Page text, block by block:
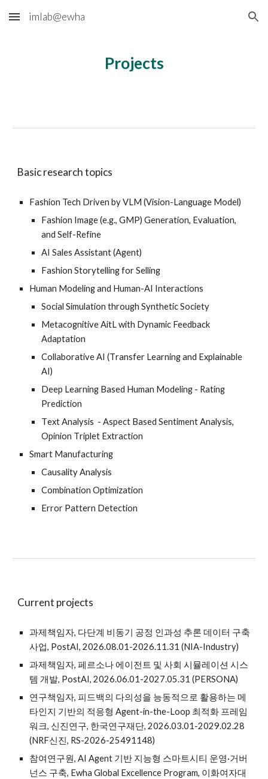
Skip to main content Skip to navigation
imlab@ewha
Projects
Basic research topics
Fashion Tech Driven byVLM (Vision-Language Model)
Fashion Image (e.g., GMP) Generation, Evaluation,
and Self-Refine
AI Sales Assistant (Agent)
Fashion Storytelling for Selling
Human Modelingand Human-AI Interactions
Social Simulation through Synthetic Society
Metacognitive AitL with Dynamic Feedback
Adaptation
Collaborative AI (Transfer Learning and Explainable
AI)
Deep Learning Based Human Modeling - Rating
Prediction
TextAnalysis - Aspect BasedSentimentAnalysis,
Opinion Triplet Extraction
Smart Manufacturing
Causality Analysis
CombinationOptimization
Error Pattern Detection
Current projects
과제책임자, 다단계 비동기 공정 인과성 추론 데이터 구축
사업, PostAI, 2026.08.01-2026.11.31 (NIA-Industry)
과제책임자, 페르소나 에이전트 및 사회 시뮬레이션 시스
템 개발, PostAI, 2026.06.01-2027.05.31 (PERSONA)
연구책임자, 피드백의 다의성을 능동적으로 활용하는 메
타인지 기반의 적응형 Agent-in-the-Loop 최적화 프레임
워크, 신진연구, 한국연구재단, 2026.03.01-2029.02.28
(NRF신진, RS-2026-25491148)
참여연구원, AI Agent 기반 지능형 스마트시티 운영·거버
넌스 구축, Ewha Global Excellence Program, 이화여자대